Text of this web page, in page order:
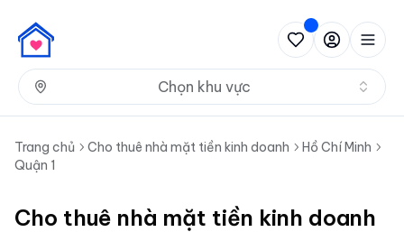
Chọn khu vực
Trang chủ Cho thuê nhà mặt tiền kinh doanh
Hồ Chí Minh
Quận 1
Cho thuê nhà mặt tiền kinh doanh